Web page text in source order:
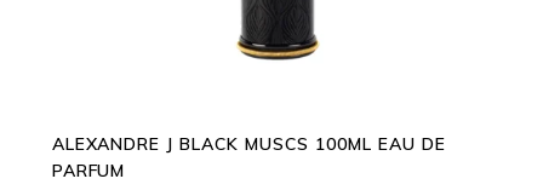
ALEXANDRE J BLACK MUSCS 100ML EAU DE
PARFUM